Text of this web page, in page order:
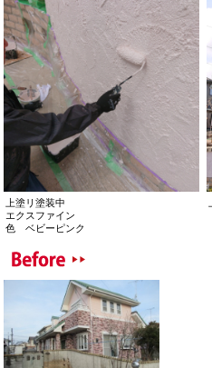
上塗リ塗装中
エクスファイン
色 ベビーピンク